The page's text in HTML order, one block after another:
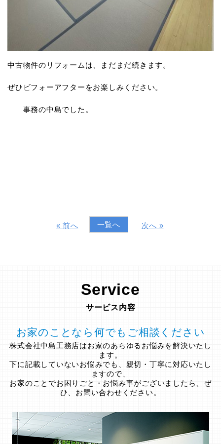
中古物件のリフォームは、まだまだ続きます。
ぜひビフォーアフターをお楽しみください。
事務の中島でした。
« 前へ 一覧へ 次へ »
Service
サービス内容
お家のことなら何でもご相談ください
株式会社中島工務店はお家のあらゆるお悩みを解決いたし
ます。
下に記載していないお悩みでも、親切・丁寧に対応いたし
ますので、
お家のことでお困りごと・お悩み事がございましたら、ぜ
ひ、お問い合わせください。